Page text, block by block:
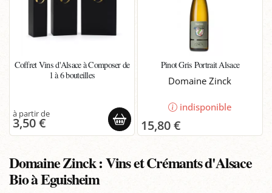
Coffret Vins d'Alsace à Composer de
1 à 6 bouteilles
3,50 €
Pinot Gris Portrait Alsace
Domaine Zinck
indisponible
15,80 €
Domaine Zinck : Vins et Crémants d'Alsace
Bio à Eguisheim